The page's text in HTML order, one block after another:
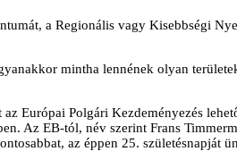
a Regionális vagy Kisebbségi
mintha lennének olyan
Európai Polgári Kezdeményezés
Az EB-tól, név szerint Frans
az éppen 25. születésnapját